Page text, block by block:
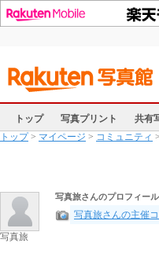
トップ 写真プリント 共有
トップ> マイページ > コミュニティ
写真旅
写真旅さんのプロフィール
写真旅さんの主催